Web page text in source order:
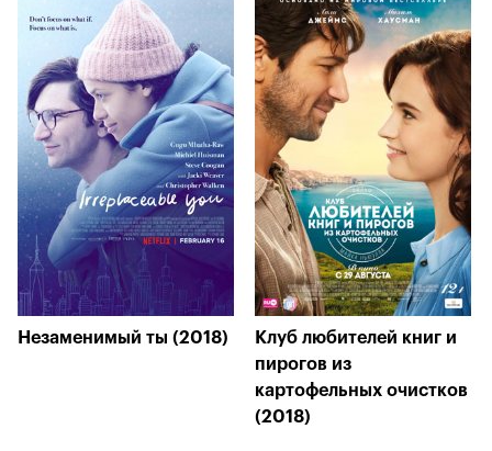
Незаменимый ты (2018)
Клуб любителей книг и
пирогов из
картофельных очистков
(2018)